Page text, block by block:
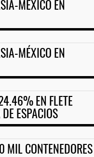
MÉXICO EN
MÉXICO EN
EN FLETE
ESPACIOS
MIL CONTENEDORES